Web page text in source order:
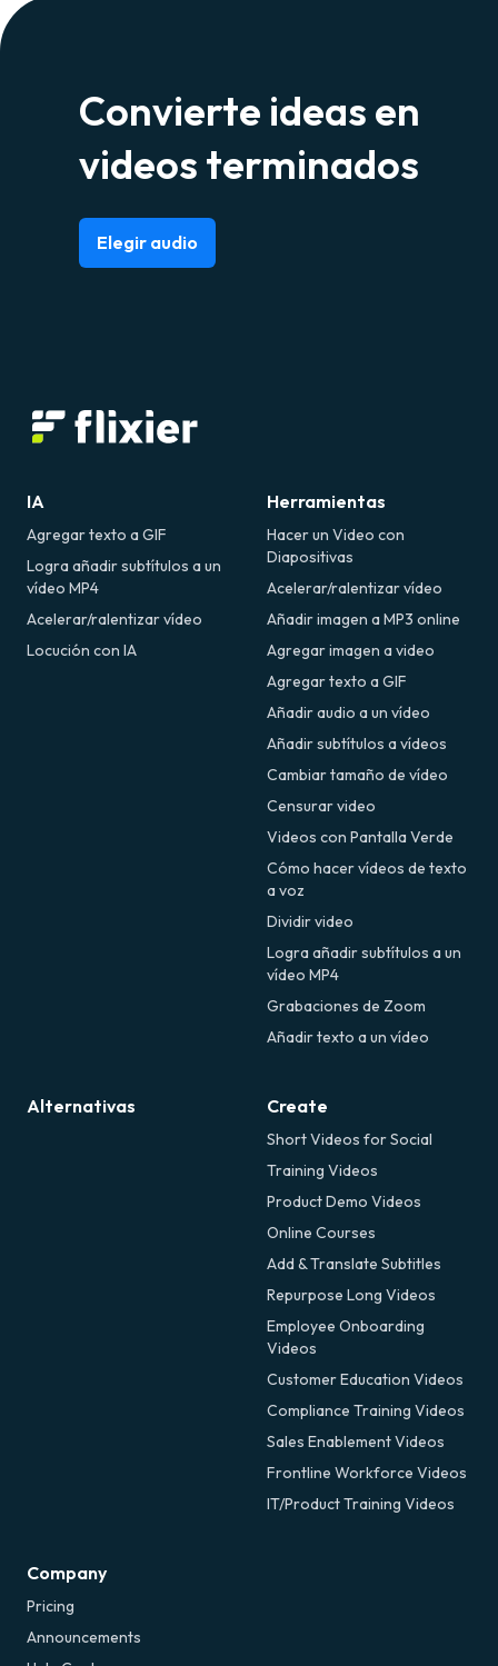
Convierte ideas en
videos terminados
Elegir audio
IA
Agregar texto a GIF
Logra añadir subtítulos a un
vídeo MP4
Acelerar/ralentizar vídeo
Locución con IA
Herramientas
Hacer un Video con
Diapositivas
Acelerar/ralentizar vídeo
Añadir imagen a MP3 online
Agregar imagen a video
Agregar texto a GIF
Añadir audio a un vídeo
Añadir subtítulos a vídeos
Cambiar tamaño de vídeo
Censurar video
Videos con Pantalla Verde
Cómo hacer vídeos de texto
a voz
Dividir video
Logra añadir subtítulos a un
vídeo MP4
Grabaciones de Zoom
Añadir texto a un vídeo
Alternativas Create
Short Videos for Social
Training Videos
Product Demo Videos
Online Courses
Add & Translate Subtitles
Repurpose Long Videos
Employee Onboarding
Videos
Customer Education Videos
Compliance Training Videos
Sales Enablement Videos
Frontline Workforce Videos
IT/Product Training Videos
Company
Pricing
Announcements